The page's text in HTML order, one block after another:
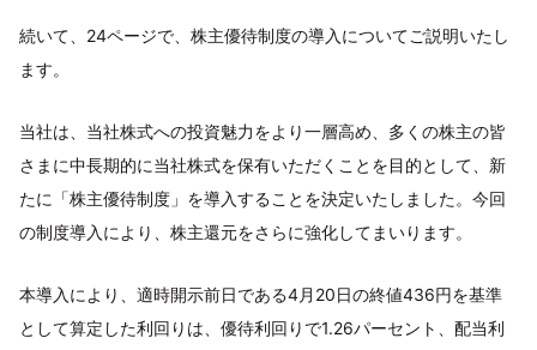
続いて、24ページで、株主優待制度の導入についてご説明いたし
ます。
当社は、当社株式への投資魅力をより一層高め、多くの株主の皆
さまに中長期的に当社株式を保有いただくことを目的として、新
たに「株主優待制度」を導入することを決定いたしました。今回
の制度導入により、株主還元をさらに強化してまいります。
本導入により、適時開示前日である4月20日の終値436円を基準
として算定した利回りは、優待利回りで1.26パーセント、配当利